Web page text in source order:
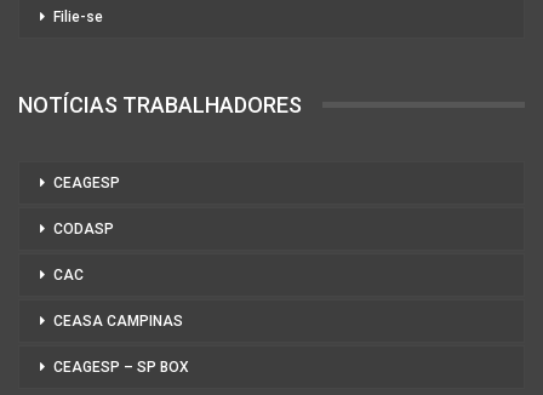
Filie-se
NOTÍCIAS TRABALHADORES
CEAGESP
CODASP
CAC
CEASA CAMPINAS
CEAGESP – SP BOX